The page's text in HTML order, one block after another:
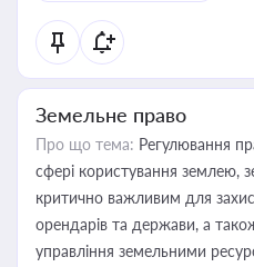
Земельне право
Про що тема: Регулювання
сфері користування землею,
критично важливим для
орендарів та держави, а
управління земельними